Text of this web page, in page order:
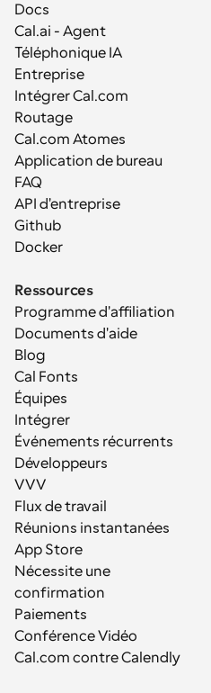
Docs
Cal.ai - Agent
Téléphonique IA
Entreprise
Intégrer Cal.com
Routage
Cal.com Atomes
Application de bureau
FAQ
API d'entreprise
Github
Docker
Ressources
Programme d'affiliation
Documents d'aide
Blog
Cal Fonts
Équipes
Intégrer
Événements récurrents
Développeurs
VVV
Flux de travail
Réunions instantanées
App Store
Nécessite une
confirmation
Paiements
Conférence Vidéo
Cal.com contre Calendly